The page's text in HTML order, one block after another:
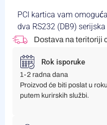
PCI kartica vam
dva RS232 (DB9)
Dostava na teritoriji
Rok isporuke
1-2 radna dana
Proizvod će biti poslat u
putem kurirskih službi.